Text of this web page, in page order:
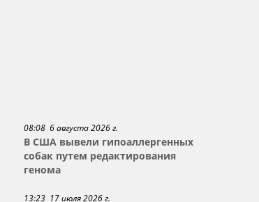
08:08 6 августа 2026 г.
В США вывели гипоаллергенных
собак путем редактирования
генома
13:23 17 июля 2026 г.